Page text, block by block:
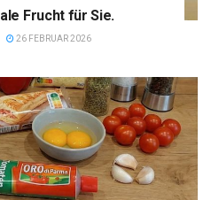
Frucht für Sie.
26 FEBRUAR 2026